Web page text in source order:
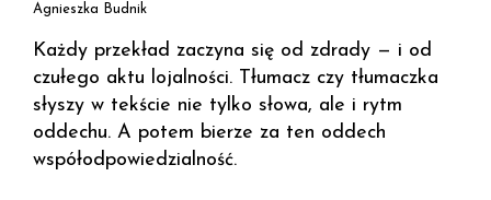
Agnieszka Budnik
Każdy przekład zaczyna się od zdrady — i od
czułego aktu lojalności. Tłumacz czy tłumaczka
słyszy w tekście nie tylko słowa, ale i rytm
oddechu. A potem bierze za ten oddech
współodpowiedzialność.